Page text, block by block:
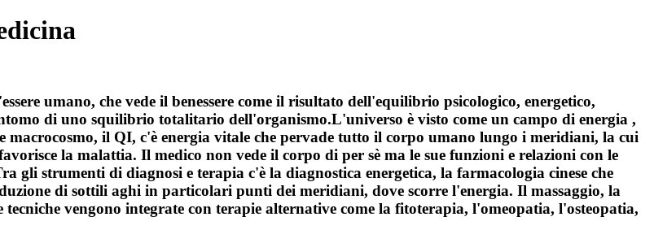
umano, che vede il benessere come il risultato dell'equilibrio psicologico, energetico,
di uno squilibrio totalitario dell'organismo.L'universo è visto come un campo di energia ,
il QI, c'è energia vitale che pervade tutto il corpo umano lungo i meridiani, la cui
la malattia. Il medico non vede il corpo di per sè ma le sue funzioni e relazioni con le
gli strumenti di diagnosi e terapia c'è la diagnostica energetica, la farmacologia cinese che
di sottili aghi in particolari punti dei meridiani, dove scorre l'energia. Il massaggio, la
vengono integrate con terapie alternative come la fitoterapia, l'omeopatia, l'osteopatia,